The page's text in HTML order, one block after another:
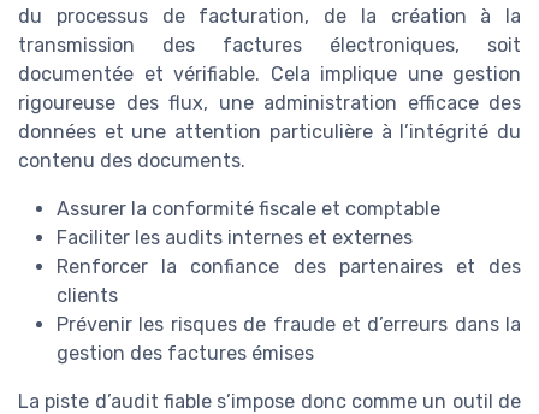
du processus de facturation, de la création à la
transmission des factures électroniques, soit
documentée et vérifiable. Cela implique une gestion
rigoureuse des flux, une administration efficace des
données et une attention particulière à l’intégrité du
contenu des documents.
Assurer la conformité fiscale et comptable
Faciliter les audits internes et externes
Renforcer la confiance des partenaires et des
clients
Prévenir les risques de fraude et d’erreurs dans la
gestion des factures émises
La piste d’audit fiable s’impose donc comme un outil de